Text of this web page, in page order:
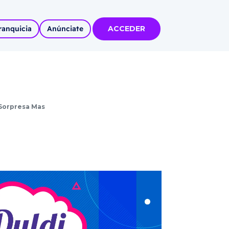
con
tu Marca
Anúnciate ACCEDER
Mas